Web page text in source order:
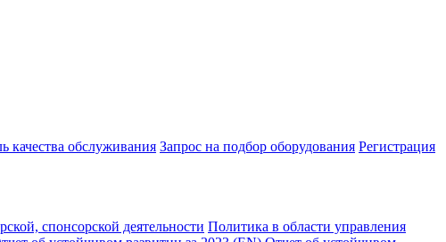
качества обслуживания Запрос на подбор оборудования Регистрация
спонсорской деятельности Политика в области управления